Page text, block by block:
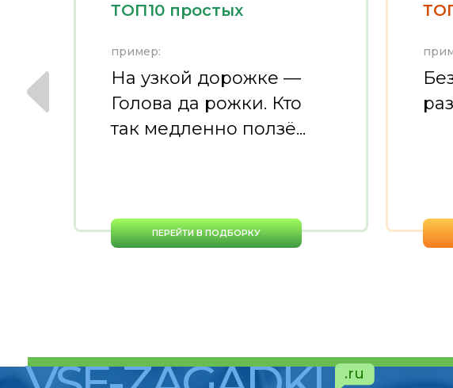
ТОП10 простых
пример:
На узкой дорожке —
Голова да рожки. Кто
так медленно ползё...
ПЕРЕЙТИ В ПОДБОРКУ
.ru